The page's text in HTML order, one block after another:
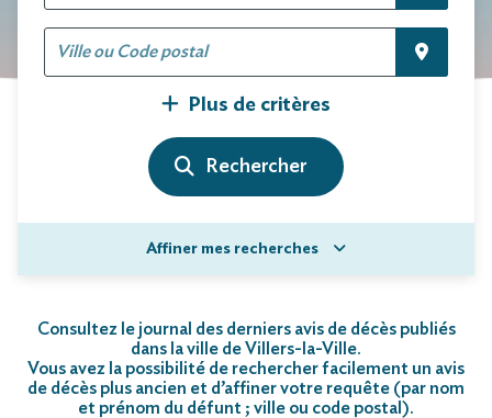
Plus de critères
Affiner mes recherches
Consultez le journal des derniers avis de décès publiés
dans la ville de Villers-la-Ville.
Vous avez la possibilité de rechercher facilement un avis
de décès plus ancien et d’affiner votre requête (par nom
et prénom du défunt ; ville ou code postal).